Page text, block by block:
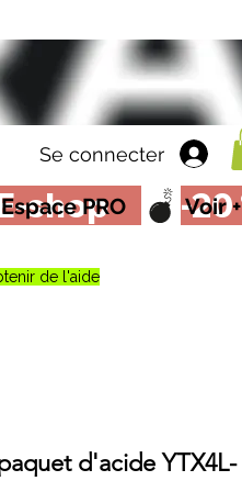
Se connecter
Espace PRO Voir +
de l'aide
d'acide YTX4L-